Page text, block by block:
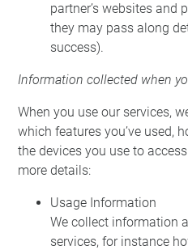
partner’s websites and
they may pass along
success).
Information collected when
When you use our services,
which features you’ve used,
the devices you use to
more details:
Usage Information
We collect information
services, for instance